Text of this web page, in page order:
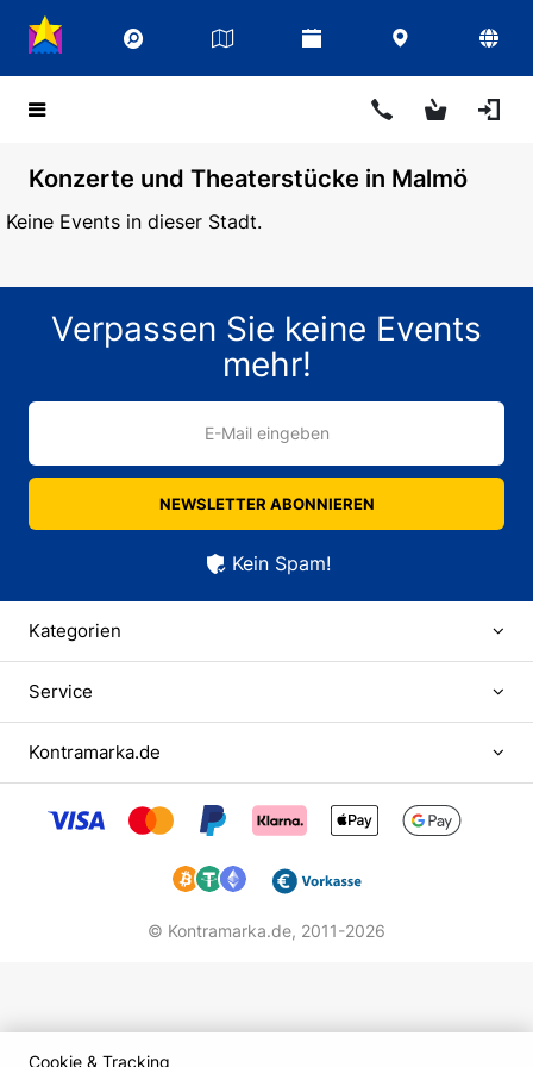
Konzerte und Theaterstücke in Malmö
Keine Events in dieser Stadt.
Verpassen Sie keine Events
mehr!
E-Mail eingeben
NEWSLETTER ABONNIEREN
Kein Spam!
Kategorien
Service
Kontramarka.de
© Kontramarka.de, 2011-2026
Cookie & Tracking